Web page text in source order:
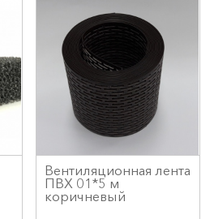
Вентиляционная лента
ПВХ 01*5 м
коричневый